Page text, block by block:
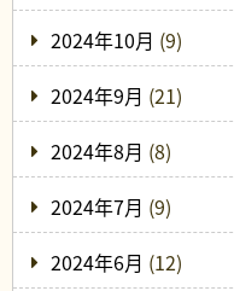
2024年10月 (9)
2024年9月 (21)
2024年8月 (8)
2024年7月 (9)
2024年6月 (12)